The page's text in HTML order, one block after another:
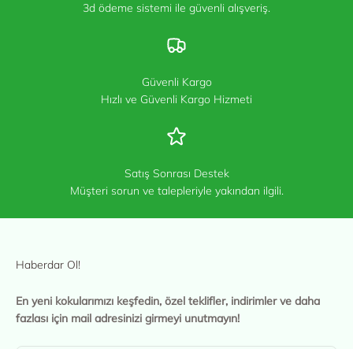
3d ödeme sistemi ile güvenli alışveriş.
Güvenli Kargo
Hızlı ve Güvenli Kargo Hizmeti
Satış Sonrası Destek
Müşteri sorun ve talepleriyle yakından ilgili.
Haberdar Ol!
En yeni kokularımızı keşfedin, özel teklifler, indirimler ve daha
fazlası için mail adresinizi girmeyi unutmayın!